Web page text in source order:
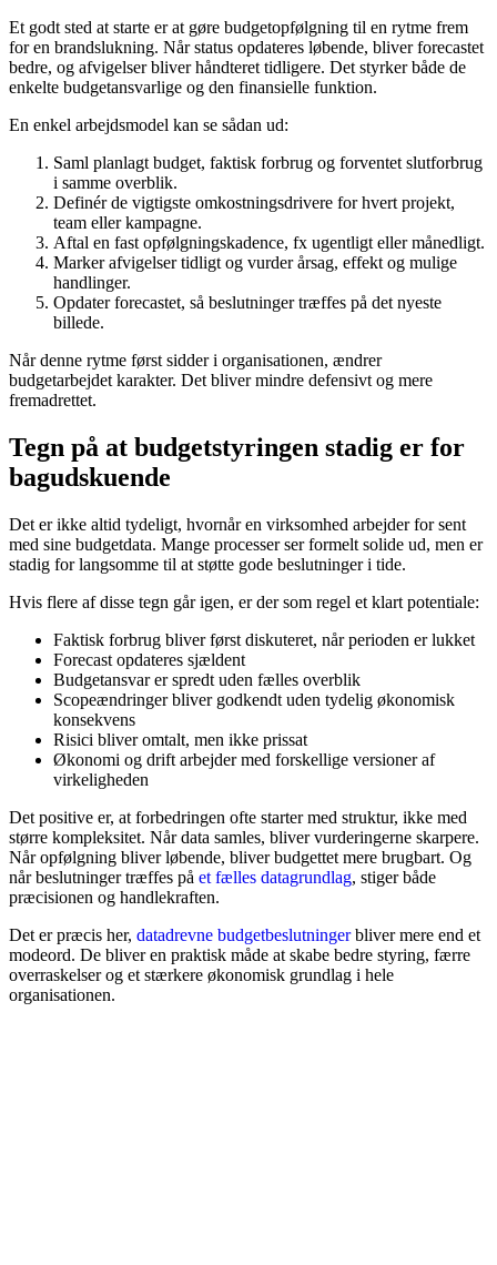
Et godt sted at starte er at gøre budgetopfølgning til en rytme frem
for en brandslukning. Når status opdateres løbende, bliver forecastet
bedre, og afvigelser bliver håndteret tidligere. Det styrker både de
enkelte budgetansvarlige og den finansielle funktion.
En enkel arbejdsmodel kan se sådan ud:
Saml planlagt budget, faktisk forbrug og forventet slutforbrug
i samme overblik.
Definér de vigtigste omkostningsdrivere for hvert projekt,
team eller kampagne.
Aftal en fast opfølgningskadence, fx ugentligt eller månedligt.
Marker afvigelser tidligt og vurder årsag, effekt og mulige
handlinger.
Opdater forecastet, så beslutninger træffes på det nyeste
billede.
Når denne rytme først sidder i organisationen, ændrer
budgetarbejdet karakter. Det bliver mindre defensivt og mere
fremadrettet.
Tegn på at budgetstyringen stadig er for
bagudskuende
Det er ikke altid tydeligt, hvornår en virksomhed arbejder for sent
med sine budgetdata. Mange processer ser formelt solide ud, men er
stadig for langsomme til at støtte gode beslutninger i tide.
Hvis flere af disse tegn går igen, er der som regel et klart potentiale:
Faktisk forbrug bliver først diskuteret, når perioden er lukket
Forecast opdateres sjældent
Budgetansvar er spredt uden fælles overblik
Scopeændringer bliver godkendt uden tydelig økonomisk
konsekvens
Risici bliver omtalt, men ikke prissat
Økonomi og drift arbejder med forskellige versioner af
virkeligheden
Det positive er, at forbedringen ofte starter med struktur, ikke med
større kompleksitet. Når data samles, bliver vurderingerne skarpere.
Når opfølgning bliver løbende, bliver budgettet mere brugbart. Og
når beslutninger træffes på et fælles datagrundlag, stiger både
præcisionen og handlekraften.
Det er præcis her, datadrevne budgetbeslutningerbliver mere end et
modeord. De bliver en praktisk måde at skabe bedre styring, færre
overraskelser og et stærkere økonomisk grundlag i hele
organisationen.